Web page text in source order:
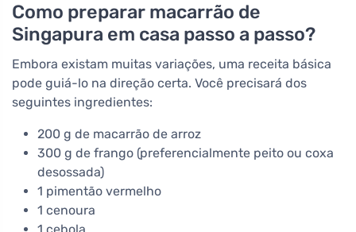
Como preparar macarrão de
Singapura em casa passo a passo?
Embora existam muitas variações, uma receita básica
pode guiá-lo na direção certa. Você precisará dos
seguintes ingredientes:
200 g de macarrão de arroz
300 g de frango (preferencialmente peito ou coxa
desossada)
1 pimentão vermelho
1 cenoura